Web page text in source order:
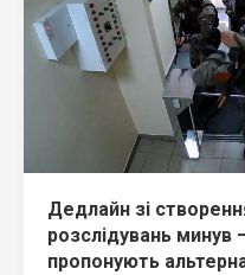
Дедлайн зі
розслідувань минув
пропонують